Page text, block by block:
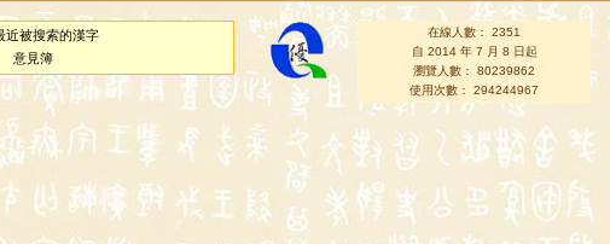
近被搜索的漢字
意見簿
在線人數： 2351
自 2014 年 7 月 8 日起
瀏覽人數： 80239862
使用次數： 294244967